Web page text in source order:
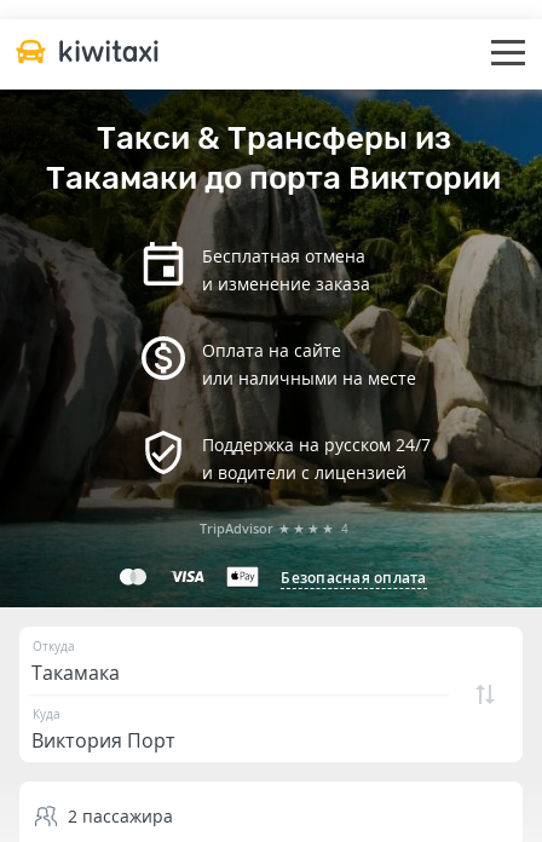
Такси & Трансферы из
Такамаки до порта Виктории
Бесплатная отмена
и изменение заказа
Оплата на сайте
или наличными на месте
Поддержка на русском 24/7
и водители с лицензией
Безопасная оплата
TripAdvisor ★★★★ 4
Откуда
Куда
2 пассажира